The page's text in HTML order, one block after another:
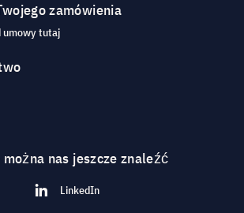
zamówienia
umowy tutaj
można nas jeszcze znaleźć
LinkedIn